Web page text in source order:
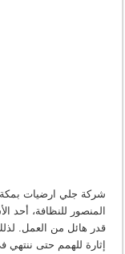
شركة جلي ارضيات
المنصور للنظافة، أحد
قدر هائل من العمل.
إثارة للهمم حتى ننتهي